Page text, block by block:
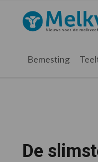
hoofdnavigatie
hoofd
eerste
voettekst
Melkveebedrijf.nl
Bemesting
De